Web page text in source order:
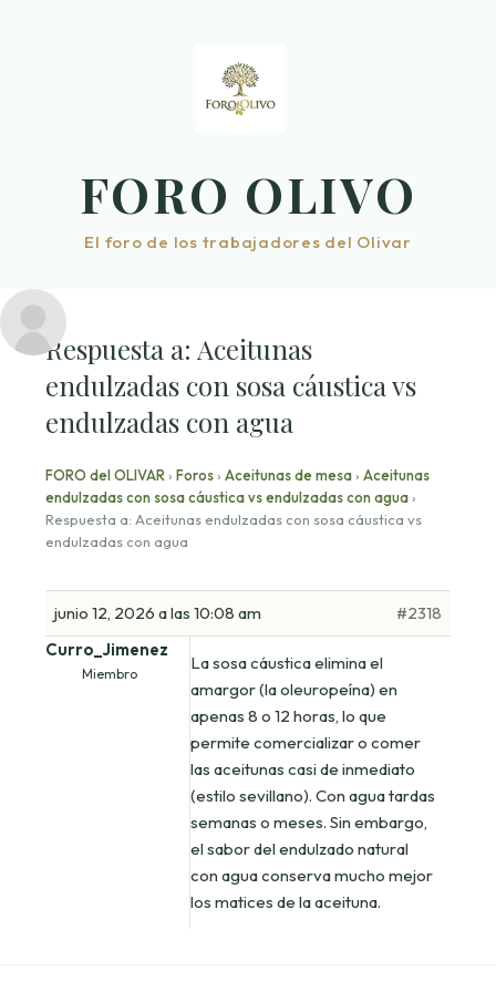
FORO OLIVO
El foro de los trabajadores del Olivar
Respuesta a: Aceitunas
endulzadas con sosa cáustica vs
endulzadas con agua
FORO del OLIVAR › Foros › Aceitunas de mesa › Aceitunas
endulzadas con sosa cáustica vs endulzadas con agua ›
Respuesta a: Aceitunas endulzadas con sosa cáustica vs
endulzadas con agua
junio 12, 2026 a las 10:08 am
#2318
Curro_Jimenez
Miembro
La sosa cáustica elimina el
amargor (la oleuropeína) en
apenas 8 o 12 horas, lo que
permite comercializar o comer
las aceitunas casi de inmediato
(estilo sevillano). Con agua tardas
semanas o meses. Sin embargo,
el sabor del endulzado natural
con agua conserva mucho mejor
los matices de la aceituna.